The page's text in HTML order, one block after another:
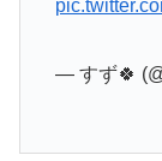
— すず🍀